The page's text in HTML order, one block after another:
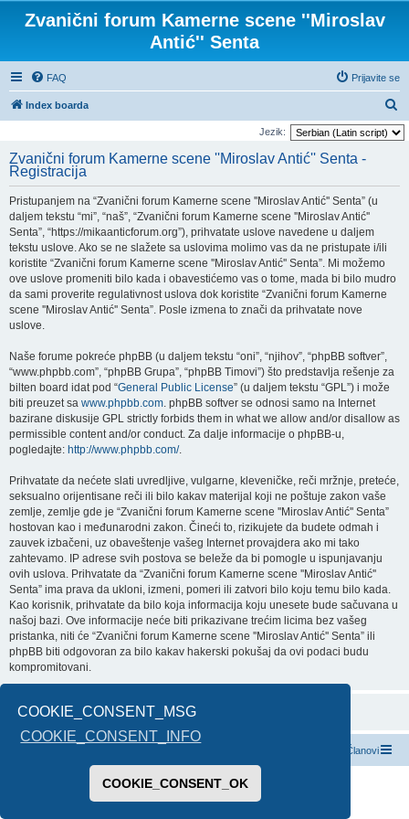
COOKIE_CONSENT_MSG
COOKIE_CONSENT_INFO
COOKIE_CONSENT_OK
Zvanični forum Kamerne scene ''Miroslav
Antić'' Senta
FAQ Prijavite se
Index boarda
r
Jezik:
Zvanični forum Kamerne scene ''Miroslav Antić'' Senta -
Registracija
Pristupanjem na “Zvanični forum Kamerne scene ''Miroslav Antić'' Senta” (u
daljem tekstu “mi”, “naš”, “Zvanični forum Kamerne scene ''Miroslav Antić''
Senta”, “https://mikaanticforum.org”), prihvatate uslove navedene u daljem
tekstu uslove. Ako se ne slažete sa uslovima molimo vas da ne pristupate i/ili
koristite “Zvanični forum Kamerne scene ''Miroslav Antić'' Senta”. Mi možemo
ove uslove promeniti bilo kada i obavestićemo vas o tome, mada bi bilo mudro
da sami proverite regulativnost uslova dok koristite “Zvanični forum Kamerne
scene ''Miroslav Antić'' Senta”. Posle izmena to znači da prihvatate nove
uslove.
Naše forume pokreće phpBB (u daljem tekstu “oni”, “njihov”, “phpBB softver”,
“www.phpbb.com”, “phpBB Grupa”, “phpBB Timovi”) što predstavlja rešenje za
bilten board idat pod “General Public License” (u daljem tekstu “GPL”) i može
biti preuzet sa www.phpbb.com. phpBB softver se odnosi samo na Internet
bazirane diskusije GPL strictly forbids them in what we allow and/or disallow as
permissible content and/or conduct. Za dalje informacije o phpBB-u,
pogledajte: http://www.phpbb.com/.
Prihvatate da nećete slati uvredljive, vulgarne, kleveničke, reči mržnje, preteće,
seksualno orijentisane reči ili bilo kakav materijal koji ne poštuje zakon vaše
zemlje, zemlje gde je “Zvanični forum Kamerne scene ''Miroslav Antić'' Senta”
hostovan kao i međunarodni zakon. Čineći to, rizikujete da budete odmah i
zauvek izbačeni, uz obaveštenje vašeg Internet provajdera ako mi tako
zahtevamo. IP adrese svih postova se beleže da bi pomogle u ispunjavanju
ovih uslova. Prihvatate da “Zvanični forum Kamerne scene ''Miroslav Antić''
Senta” ima prava da ukloni, izmeni, pomeri ili zatvori bilo koju temu bilo kada.
Kao korisnik, prihvatate da bilo koja informacija koju unesete bude sačuvana u
našoj bazi. Ove informacije neće biti prikazivane trećim licima bez vašeg
pristanka, niti će “Zvanični forum Kamerne scene ''Miroslav Antić'' Senta” ili
phpBB biti odgovoran za bilo kakav hakerski pokušaj da ovi podaci budu
kompromitovani.
Članovi
Pokreće ga phpBB® Forum Software © phpBB Limited
www.CyberCom.rs